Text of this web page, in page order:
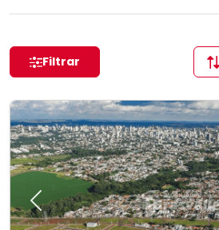
Filtrar
Previous